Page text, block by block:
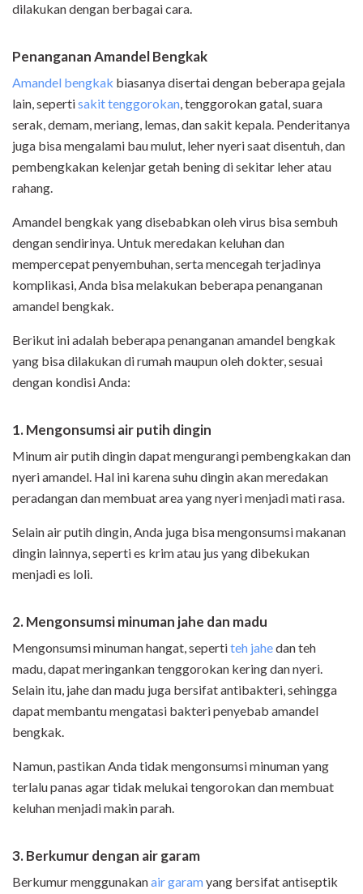
dilakukan dengan berbagai cara.
Penanganan Amandel Bengkak
Amandel bengkak biasanya disertai dengan beberapa gejala
lain, sepertisakit tenggorokan, tenggorokan gatal, suara
serak, demam, meriang, lemas, dan sakit kepala. Penderitanya
juga bisa mengalami bau mulut, leher nyeri saat disentuh, dan
pembengkakan kelenjar getah bening di sekitar leher atau
rahang.
Amandel bengkak yang disebabkan oleh virus bisa sembuh
dengan sendirinya. Untuk meredakan keluhan dan
mempercepat penyembuhan, serta mencegah terjadinya
komplikasi, Anda bisa melakukan beberapa penanganan
amandel bengkak.
Berikut ini adalah beberapa penanganan amandel bengkak
yang bisa dilakukan di rumah maupun oleh dokter, sesuai
dengan kondisi Anda:
1. Mengonsumsi air putih dingin
Minum air putih dingin dapat mengurangi pembengkakan dan
nyeri amandel. Hal ini karena suhu dingin akan meredakan
peradangan dan membuat area yang nyeri menjadi mati rasa.
Selain air putih dingin, Anda juga bisa mengonsumsi makanan
dingin lainnya, seperti es krim atau jus yang dibekukan
menjadi es loli.
2. Mengonsumsi minuman jahe dan madu
Mengonsumsi minuman hangat, sepertiteh jahedan teh
madu, dapat meringankan tenggorokan kering dan nyeri.
Selain itu, jahe dan madu juga bersifat antibakteri, sehingga
dapat membantu mengatasi bakteri penyebab amandel
bengkak.
Namun, pastikan Anda tidak mengonsumsi minuman yang
terlalu panas agar tidak melukai tengorokan dan membuat
keluhan menjadi makin parah.
3. Berkumur dengan air garam
Berkumur menggunakanair garamyang bersifat antiseptik